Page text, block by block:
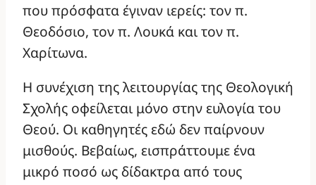
που πρόσφατα έγιναν ιερείς: τον π.
Θεοδόσιο, τον π. Λουκά και τον π.
Χαρίτωνα.
Η συνέχιση της λειτουργίας της Θεολογική
Σχολής οφείλεται μόνο στην ευλογία του
Θεού. Οι καθηγητές εδώ δεν παίρνουν
μισθούς. Βεβαίως, εισπράττουμε ένα
μικρό ποσό ως δίδακτρα από τους